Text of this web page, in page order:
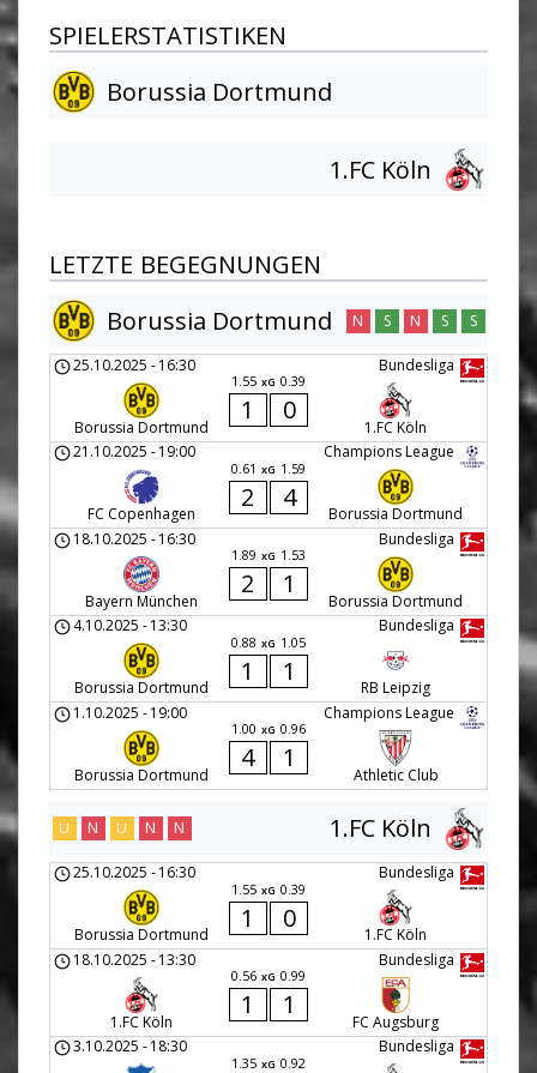
SPIELERSTATISTIKEN
Borussia Dortmund
1.FC Köln
LETZTE BEGEGNUNGEN
Borussia Dortmund
N S N S S
Bundesliga
25.10.2025 -16:30
Borussia Dortmund
1.55 xG 0.39
1 0
1.FC Köln
Champions League
21.10.2025 -19:00
FC Copenhagen
0.61 xG 1.59
2 4
Borussia Dortmund
Bundesliga
18.10.2025 -16:30
Bayern München
1.89 xG 1.53
2 1
Borussia Dortmund
Bundesliga
4.10.2025 -13:30
Borussia Dortmund
0.88 xG 1.05
1 1
RB Leipzig
Champions League
1.10.2025 -19:00
Borussia Dortmund
1.00 xG 0.96
4 1
Athletic Club
1.FC Köln
U N U N N
Bundesliga
25.10.2025 -16:30
Borussia Dortmund
1.55 xG 0.39
1 0
1.FC Köln
Bundesliga
18.10.2025 -13:30
1.FC Köln
0.56 xG 0.99
1 1
FC Augsburg
Bundesliga
3.10.2025 -18:30
1.35 xG 0.92